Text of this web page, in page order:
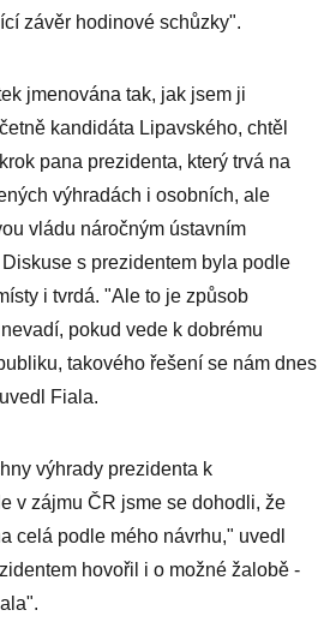
závěr hodinové schůzky".
jmenována tak, jak jsem ji
kandidáta Lipavského, chtěl
pana prezidenta, který trvá na
výhradách i osobních, ale
vládu náročným ústavním
s prezidentem byla podle
i tvrdá. "Ale to je způsob
pokud vede k dobrému
takového řešení se nám dnes
Fiala.
výhrady prezidenta k
v zájmu ČR jsme se dohodli, že
celá podle mého návrhu," uvedl
hovořil i o možné žalobě -